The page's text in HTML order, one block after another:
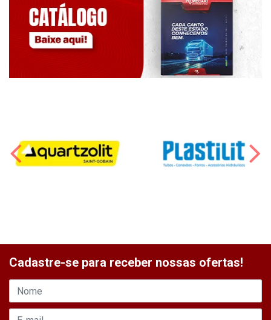
Cadastre-se para receber nossas ofertas!